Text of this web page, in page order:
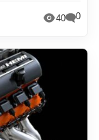
40 0